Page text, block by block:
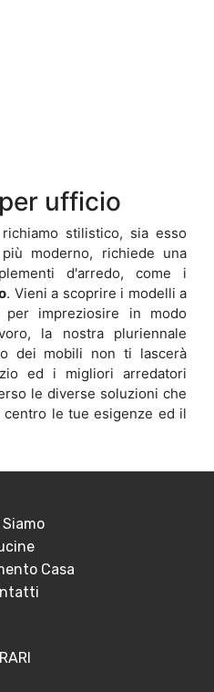
ufficio
stilistico, sia esso
moderno, richiede una
d'arredo, come i
. Vieni a scoprire i modelli a
impreziosire in modo
la nostra pluriennale
dei mobili non ti lascerà
ed i migliori arredatori
le diverse soluzioni che
le tue esigenze ed il
Casa